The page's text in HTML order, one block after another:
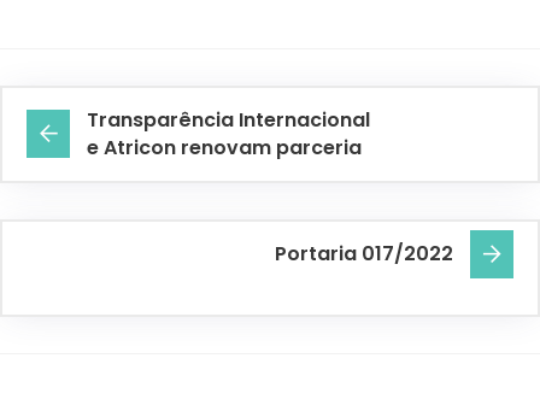
Transparência Internacional
e Atricon renovam parceria
Portaria 017/2022